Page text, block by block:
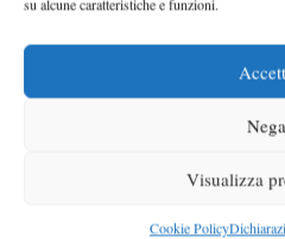
su alcune caratteristiche e funzioni.
Nega
Visualizza
Cookie Policy
Classifica MotoGp 2011